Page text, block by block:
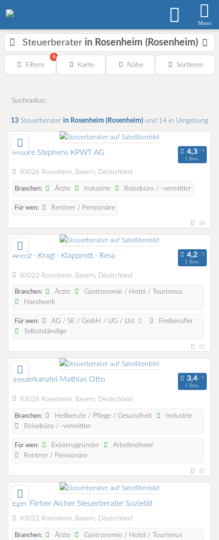
Menu
Steuerberater in Rosenheim (Rosenheim)
Filtern
0
Karte Nähe Sortieren
Suchradius:
13 Steuerberater in Rosenheim (Rosenheim) und 14 in Umgebung
Moore Stephens KPWT AG
1 Bew.
83026 Rosenheim, Bayern, Deutschland
Branchen: Ärzte Industrie Reisebüro / -vermittler
Für wen: Rentner / Pensionäre
36
Arenz · Kragl · Klapprott · Resa
1 Bew.
83022 Rosenheim, Bayern, Deutschland
Branchen: Ärzte
Gastronomie / Hotel / Tourismus
Handwerk
Für wen: AG / SE / GmbH / UG / Ltd.
Freiberufler
Selbstständige
32
Steuerkanzlei Mathias Otto
1 Bew.
83026 Rosenheim, Bayern, Deutschland
Branchen: Heilberufe / Pflege / Gesundheit
Industrie
Reisebüro / -vermittler
Für wen: Existenzgründer
Arbeitnehmer
Rentner / Pensionäre
32
Eger Färber Aicher Steuerberater Sozietät
83022 Rosenheim, Bayern, Deutschland
Branchen: Ärzte
Gastronomie / Hotel / Tourismus